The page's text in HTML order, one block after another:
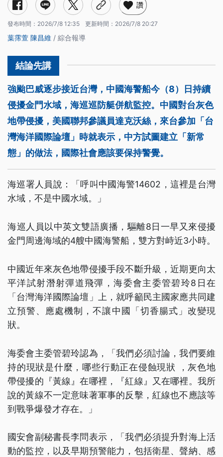
讚
發布時間： 2026/7/8 12:35 更新時間： 2026/7/8 20:27
葉霈萱 陳昌維 / 綜合報導
強颱巴威逐步接近台灣，中國海警船今（8）日持續
侵擾金門水域，海巡巡防艇併航監控。中國對台灰色
地帶侵擾，美國聯邦參議員達克沃絲，來台參加「台
灣海洋國際論壇」時就表示，中方試圖建立「新常
態」的做法，國際社會應該要保持警覺。
海巡署人員說：「呼叫中國海警14602，這裡是台灣
水域，不是中國水域。」
海巡人員以中英文雙語廣播，驅離8日一早又來侵擾
金門周邊海域的4艘中國海警船，雙方對峙近3小時。
中國近年來灰色地帶侵擾手段不斷升級，近期更向太
平洋試射潛射彈道飛彈，海委會主委管碧玲8日在
「台灣海洋國際論壇」上，就呼籲民主國家應共同建
立預警、應處機制，不讓中國「切香腸式」改變現
狀。
海委會主委管碧玲認為，「我們必須討論，我們要維
持的現狀是什麼，哪些行動正在侵蝕現狀 ，灰色地
帶侵擾的『黃線』在哪裡，『紅線』又在哪裡。我所
說的黃線不一定意味著軍事的反擊，紅線也不應該等
到戰爭爆發才存在。」
國安會副秘書長李問表示，「我們必須提升對海上活
動的監控，以及早期預警能力，包括衛星、聲納、感